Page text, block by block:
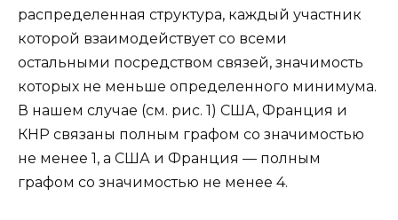
распределенная структура, каждый участник
которой взаимодействует со всеми
остальными посредством связей, значимость
которых не меньше определенного минимума.
В нашем случае (см. рис. 1) США, Франция и
КНР связаны полным графом со значимостью
не менее 1, а США и Франция — полным
графом со значимостью не менее 4.